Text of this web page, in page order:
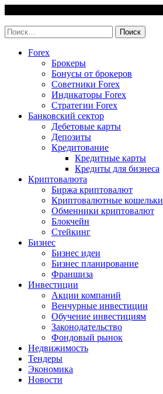
content
Найти:
Forex
Брокеры
Бонусы от брокеров
Советники Forex
Индикаторы Forex
Стратегии Forex
Банковский сектор
Дебетовые карты
Депозиты
Кредитование
Кредитные карты
Кредиты для бизнеса
Криптовалюта
Биржа криптовалют
Криптовалютные кошельки
Обменники криптовалют
Блокчейн
Стейкинг
Бизнес
Бизнес идеи
Бизнес планирование
Франшиза
Инвестиции
Акции компаний
Венчурные инвестиции
Обучение инвестициям
Законодательство
Фондовый рынок
Недвижимость
Тендеры
Экономика
Новости